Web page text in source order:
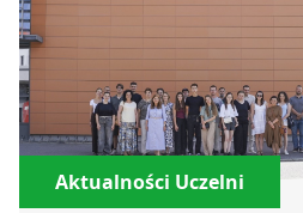
Aktualności Uczelni